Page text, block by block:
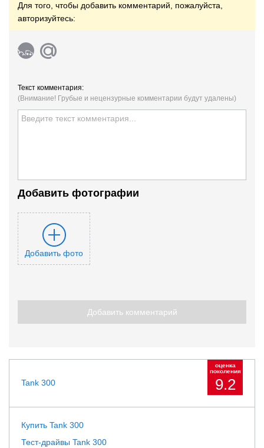
Для того, чтобы добавить комментарий, пожалуйста,
авторизуйтесь:
Текст комментария:
(Внимание! Грубые и нецензурные комментарии будут удалены)
Добавить фотографии
Добавить фото
Добавить комментарий
Tank 300
оценка
поколения
9.2
Купить Tank 300
Тест-драйвы Tank 300